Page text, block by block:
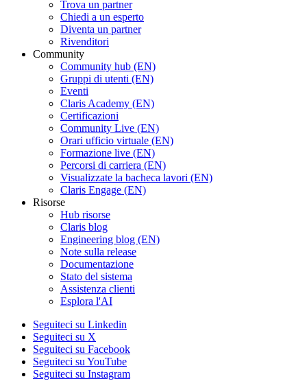
Trova un partner
Chiedi a un esperto
Diventa un partner
Rivenditori
Community
Community hub (EN)
Gruppi di utenti (EN)
Eventi
Claris Academy (EN)
Certificazioni
Community Live (EN)
Orari ufficio virtuale (EN)
Formazione live (EN)
Percorsi di carriera (EN)
Visualizzate la bacheca lavori (EN)
Claris Engage (EN)
Risorse
Hub risorse
Claris blog
Engineering blog (EN)
Note sulla release
Documentazione
Stato del sistema
Assistenza clienti
Esplora l'AI
Seguiteci su Linkedin
Seguiteci su X
Seguiteci su Facebook
Seguiteci su YouTube
Seguiteci su Instagram